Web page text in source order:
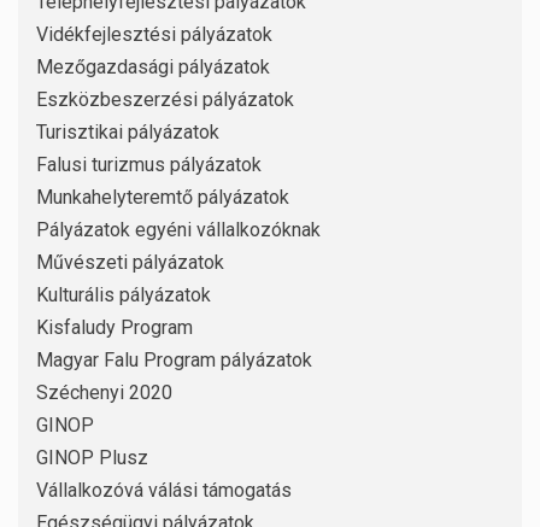
Vidékfejlesztési pályázatok
Mezőgazdasági pályázatok
Eszközbeszerzési pályázatok
Turisztikai pályázatok
Falusi turizmus pályázatok
Munkahelyteremtő pályázatok
Pályázatok egyéni vállalkozóknak
Művészeti pályázatok
Kulturális pályázatok
Kisfaludy Program
Magyar Falu Program pályázatok
Széchenyi 2020
GINOP
GINOP Plusz
Vállalkozóvá válási támogatás